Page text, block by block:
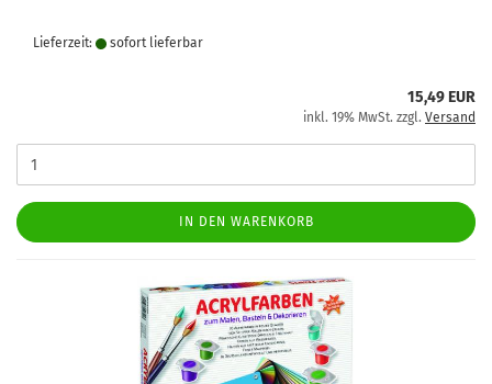
Lieferzeit: sofort lie­fer­bar
15,49 EUR
inkl. 19% MwSt. zzgl. Versand
IN DEN WARENKORB